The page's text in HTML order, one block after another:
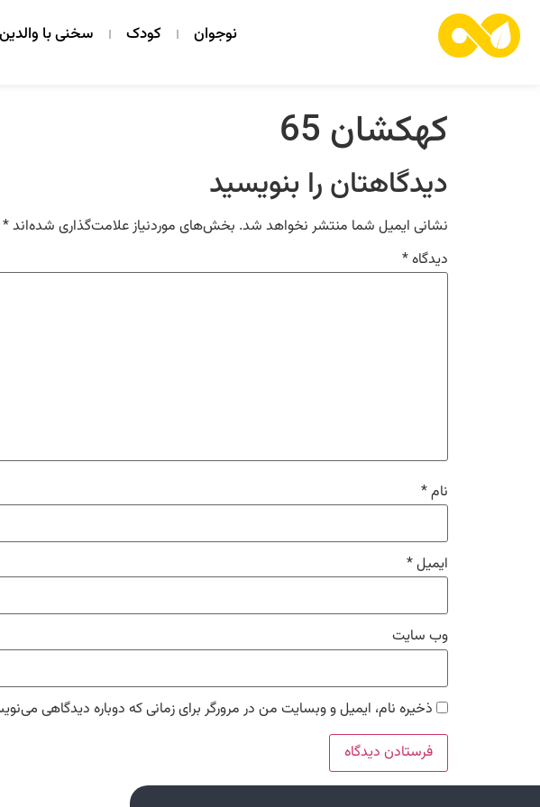
نوجوان کودک سخنی با والدین
کهکشان 65
دیدگاهتان را بنویسید
نشانی ایمیل شما منتشر نخواهد شد. بخش‌های موردنیاز علامت‌گذاری شده‌اند*
دیدگاه*
نام*
ایمیل*
وب‌ سایت
ذخیره نام، ایمیل و وبسایت من در مرورگر برای زمانی که دوباره دیدگاهی